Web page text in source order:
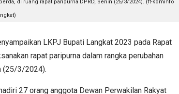
di ruang rapat paripurna DPRD, Senin (25/3/2024). (ft-kominfo
LKPJ Bupati Langkat 2023 pada Rapat
rapat paripurna dalam rangka perubahan
(25/3/2024).
27 orang anggota Dewan Perwakilan Rakyat